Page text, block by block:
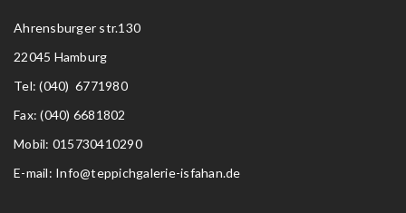
Ahrensburger str.130
22045 Hamburg
Tel: (040) 6771980
Fax: (040) 6681802
Mobil: 015730410290
E-mail: Info@teppichgalerie-isfahan.de